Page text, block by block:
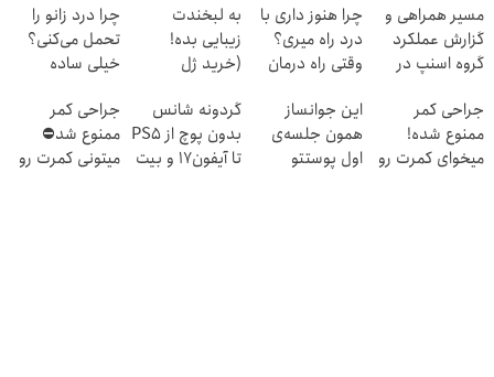
مسیر همراهی و
گزارش عملکرد
گروه اسنپ در
چرا هنوز داری با
درد راه میری؟
وقتی راه درمان
به لبخندت
زیبایی بده!
(خرید ژل
دندان
با40%تخفیف)
چرا درد زانو را
تحمل می‌کنی؟
خیلی ساده
کن
جراحی کمر
ممنوع شده!
میخوای کمرت رو
این جوانساز
همون جلسه‌ی
اول پوستتو
گردونه شانس
بدون پوچ از PS5
تا آیفون17 و بیت
جراحی کمر
ممنوع شد⛔
میتونی کمرت رو